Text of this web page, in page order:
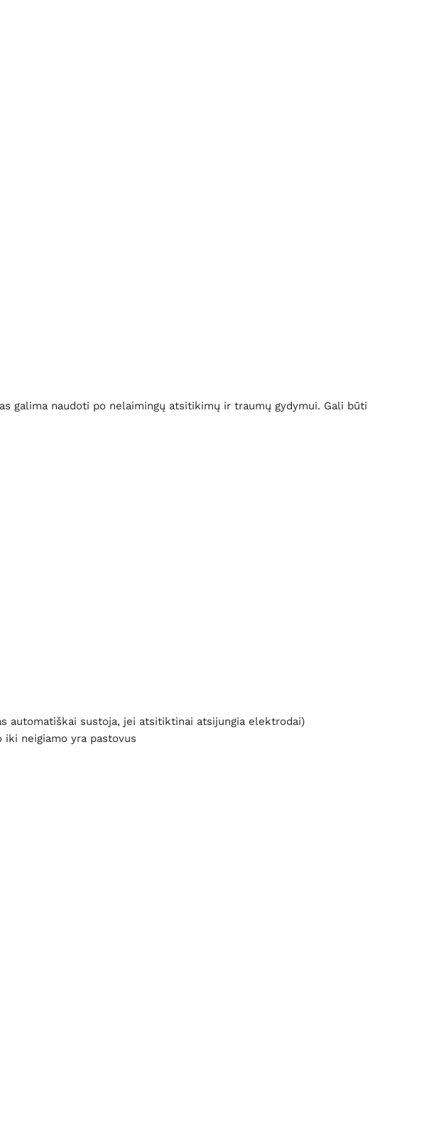
galima naudoti po nelaimingų atsitikimų ir traumų gydymui. Gali būti
automatiškai sustoja, jei atsitiktinai atsijungia elektrodai)
neigiamo yra pastovus